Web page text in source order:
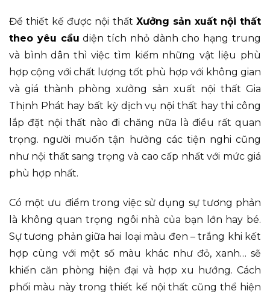
Để thiết kế được nội thất Xưởng sản xuất nội thất
theo yêu cầu diện tích nhỏ dành cho hạng trung
và bình dân thì việc tìm kiếm những vật liệu phù
hợp cộng với chất lượng tốt phù hợp với không gian
và giá thành phòng xưởng sản xuất nội thất Gia
Thịnh Phát hay bất kỳ dịch vụ nội thất hay thi công
lắp đặt nội thất nào đi chăng nữa là điều rất quan
trọng. người muốn tận hưởng các tiện nghi cũng
như nội thất sang trọng và cao cấp nhất với mức giá
phù hợp nhất.
Có một ưu điểm trong việc sử dụng sự tương phản
là không quan trọng ngôi nhà của bạn lớn hay bé.
Sự tương phản giữa hai loại màu đen – trắng khi kết
hợp cùng với một số màu khác như đỏ, xanh… sẽ
khiến căn phòng hiện đại và hợp xu hướng. Cách
phối màu này trong thiết kế nội thất cũng thể hiện